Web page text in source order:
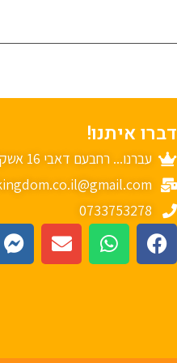
דברו איתנו!
עברנו... רחבעם דאבי 16 אשקלון
0733753278